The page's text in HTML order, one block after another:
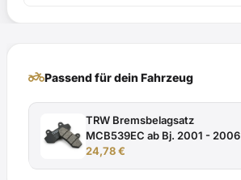
TÜV-
Gutachten
Menge
two_wheelerPassend für dein Fahrzeug
TRW Bremsbelagsatz
MCB539EC ab Bj. 2001 - 2006
24,78€